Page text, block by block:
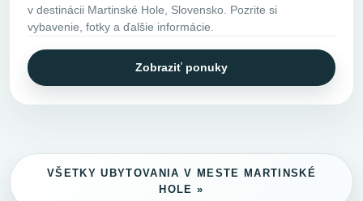
v destinácii Martinské Hole, Slovensko. Pozrite si
vybavenie, fotky a ďalšie informácie.
Zobraziť ponuky
VŠETKY UBYTOVANIA V MESTE MARTINSKÉ
HOLE »